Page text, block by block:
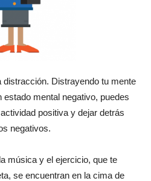
Distrayendo tu mente
mental negativo, puedes
positiva y dejar detrás
negativos.
música y el ejercicio, que te
se encuentran en la cima de